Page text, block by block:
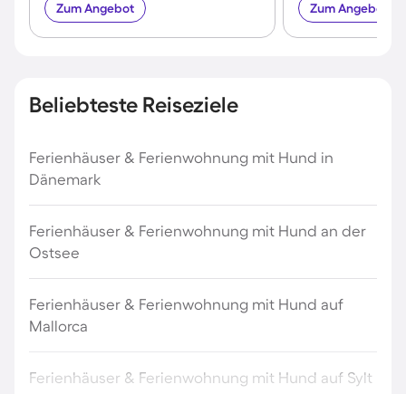
Zum Angebot Zum Angebot
Beliebteste Reiseziele
Ferienhäuser & Ferienwohnung mit Hund in
Dänemark
Ferienhäuser & Ferienwohnung mit Hund an der
Ostsee
Ferienhäuser & Ferienwohnung mit Hund auf
Mallorca
Ferienhäuser & Ferienwohnung mit Hund auf Sylt